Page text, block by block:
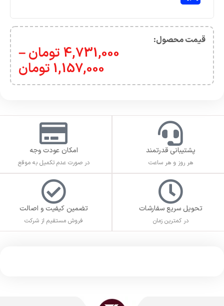
قیمت محصول:​
4,731,000 تومان–
1,157,000 تومان
پشتیبانی قدرتمند
هر روز و هر ساعت
امکان عودت وجه
در صورت عدم تکمیل به موقع
تحویل سریع سفارشات
در کمترین زمان
تضمین کیفیت و اصالت
فروش مستقیم از شرکت